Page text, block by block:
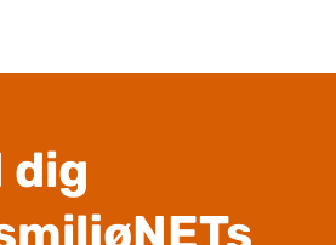
dig